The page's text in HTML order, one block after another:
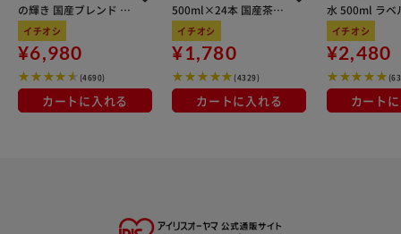
の輝き 国産ブレンド 5
kg×3袋
イチオシ
¥6,980
(4690)
カートに入れる
500ml×24本 国産茶葉
100％使用
イチオシ
¥1,780
(4329)
カートに入れる
水 500ml ラベ
イチオシ
¥2,480
カート